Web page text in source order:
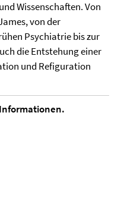
und Wissenschaften. Von
von der
Psychiatrie bis zur
die Entstehung einer
und Refiguration